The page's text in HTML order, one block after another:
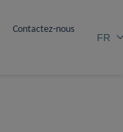
Contactez-nous
FR